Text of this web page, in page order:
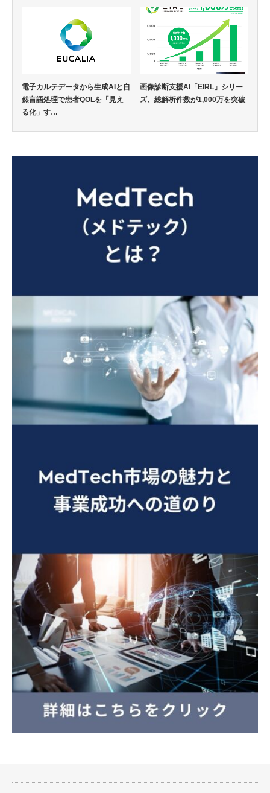
電子カルテデータから生成AIと自
然言語処理で患者QOLを「見え
る化」す…
画像診断支援AI「EIRL」シリー
ズ、総解析件数が1,000万を突破